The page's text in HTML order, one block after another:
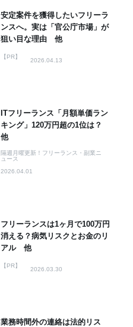
安定案件を獲得したいフリーラ
ンスへ。実は「官公庁市場」が
狙い目な理由 他
【PR】
2026.04.13
ITフリーランス「月額単価ラン
キング」120万円超の1位は？
他
隔週月曜更新！フリーランス・副業ニ
ュース
2026.04.01
フリーランスは1ヶ月で100万円
消える？病気リスクとお金のリ
アル 他
【PR】
2026.03.30
業務時間外の連絡は法的リス